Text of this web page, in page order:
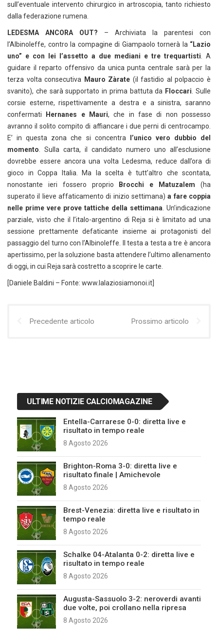
sull’eventuale intervento chirurgico in artroscopia, tanto richiesto
dalla federazione rumena.
LEDESMA ANCORA OUT? – Archiviata la parentesi con
l’Albinoleffe, contro la compagine di Giampaolo tornerà la “Lazio
uno” e con lei l’assetto a due mediani e tre trequartisti . A
guidare il reparto offensivo da unica punta centrale sarà per la
terza volta consecutiva
Mauro Zàrate (il fastidio al polpaccio è
svanito), che sarà supportato in prima battuta da Floccari . Sulle
corsie esterne, rispettivamente a destra e a sinistra, saranno
confermati
Hernanes e Mauri, che in fase di non possesso
avranno il solito compito di affiancare i due perni di centrocampo.
E’ in questa zona che si concentra
l’unico vero dubbio del
momento . Sulla carta, il candidato numero uno all’esclusione
dovrebbe essere ancora una volta Ledesma, reduce dall’ora di
gioco in Coppa Italia. Ma la scelta è tutt’altro che scontata,
nonostante ieri fossero proprio
Brocchi e Matuzalem(ha
superato il lieve affaticamento di inizio settimana)a fare coppia
nelle prime vere prove tattiche della settimana . Un’indicazione
parziale, visto che il l’italo-argentino di Reja si è limitato ad una
sessione prettamente defaticante insieme ai protagonisti del
passaggio del turno con l’Albinoleffe. Il testa a testa a tre è ancora
apertissimo, per la soluzione basta attendere l’ultimo allenamento
di oggi, in cui Reja sarà costretto a scoprire le carte.
[Daniele Baldini – Fonte: www.lalaziosiamonoi.it]
Precedente articolo Prossimo articolo
ULTIME NOTIZIE CALCIOMAGAZINE
Entella-Carrarese 0-0: diretta live e
risultato in tempo reale
8 Agosto 2026
Brighton-Roma 3-0: diretta live e
risultato finale | Amichevole
8 Agosto 2026
Brest-Venezia: diretta live e risultato in
tempo reale
8 Agosto 2026
Schalke 04-Atalanta 0-2: diretta live e
risultato in tempo reale
8 Agosto 2026
Augusta-Sassuolo 3-2: neroverdi avanti
due volte, poi crollano nella ripresa
8 Agosto 2026